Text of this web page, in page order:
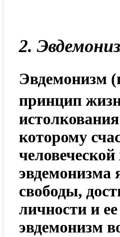
2.
Эвдемонизм
принцип
которому
эвдемонизма
свободы,
личности и
эвдемонизм